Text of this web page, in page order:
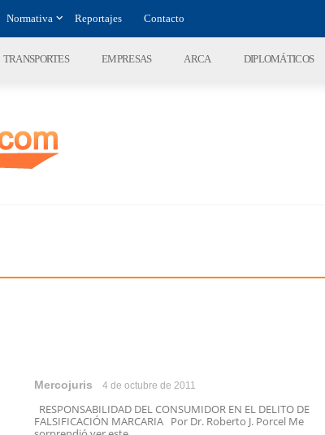
Normativa Reportajes Contacto
TRANSPORTES EMPRESAS ARCA DIPLOMÁTICOS
Mercojuris 4 de octubre de 2011
RESPONSABILIDAD DEL CONSUMIDOR EN EL DELITO DE
FALSIFICACIÓN MARCARIA Por Dr. Roberto J. Porcel Me